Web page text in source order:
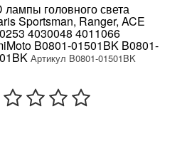
лампы головного света
Sportsman, Ranger, ACE
4030048 4011066
B0801-01501BK B0801-
Артикул B0801-01501BK